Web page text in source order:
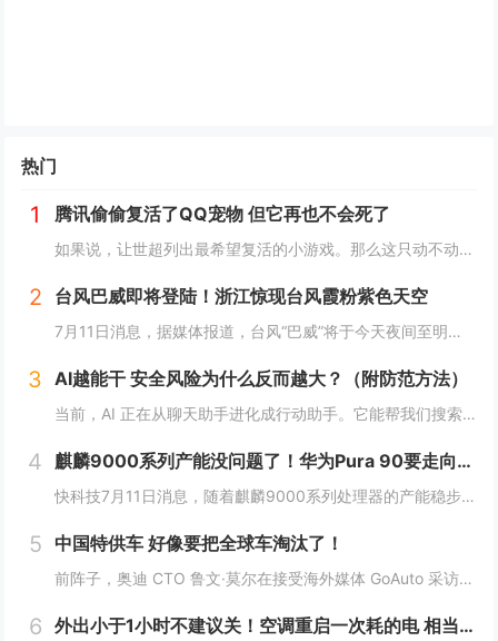
热门
1 腾讯偷偷复活了QQ宠物 但它再也不会死了
如果说，让世超列出最希望复活的小游戏。那么这只动不动就要死，上点班就喊累的胖企鹅，绝对可以排到前列。而就在一个月前，QQ 似乎准备让它回归了。内测上线了全新的 QQ 宠物功能。腾讯偷偷复活了QQ宠物 但它再也不会死了读到这，是不是不少人已经...
2 台风巴威即将登陆！浙江惊现台风霞粉紫色天空
7月11日消息，据媒体报道，台风“巴威”将于今天夜间至明天凌晨在浙江温岭至瑞安一带沿海登陆。中央气象台今天傍晚继续发布台风橙色预警。受台风巴威影响，目前浙江温州洞头风力逐渐增强，当地已发布海浪红色预警，沿海地区防御等级持续提升。值得一提的是...
3 AI越能干 安全风险为什么反而越大？（附防范方法）
当前，AI 正在从聊天助手进化成行动助手。它能帮我们搜索资料、下载软件、运行命令、操作文件，甚至管理账号和邮箱。很多原本需要手动完成的任务，现在只要一句话，AI 就能自动执行。但很多人没有意识到一个问题：当 AI 不再只是“说”，而是开始“...
4 麒麟9000系列产能没问题了！华为Pura 90要走向全球 7月14吉隆坡见
快科技7月11日消息，随着麒麟9000系列处理器的产能稳步释放，华为旗下多款搭载自研旗舰芯片的机型也开始加速向海外市场推进铺货，此前仅在国内市场供应的影像旗舰序列，正式开启大规模出海节奏。现在定位高端旗舰的Pura 90s Pro系列已经率...
5 中国特供车 好像要把全球车淘汰了！
前阵子，奥迪 CTO 鲁文·莫尔在接受海外媒体 GoAuto 采访中说了一句： 一款车型就能满足全球需求的时代，已经过去了。中国特供车 好像要把全球车淘汰了！这句话我觉得说的很对，但不知道是他本人还是媒体的转述出了偏差，反正后面听起来就挺...
6 外出小于1小时不建议关！空调重启一次耗的电 相当于连续开30分钟